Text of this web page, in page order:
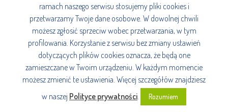
ramach naszego serwisu stosujemy pliki cookies i
przetwarzamy Twoje dane osobowe. W dowolnej chwili
możesz zgłosić sprzeciw wobec przetwarzania, w tym
profilowania. Korzystanie z serwisu bez zmiany ustawień
dotyczących plików cookies oznacza, że będą one
zamieszczane w Twoim urządzeniu. W każdym momencie
możesz zmienić te ustawienia. Więcej szczegółów znajdziesz
w naszej Polityce prywatności. Rozumiem